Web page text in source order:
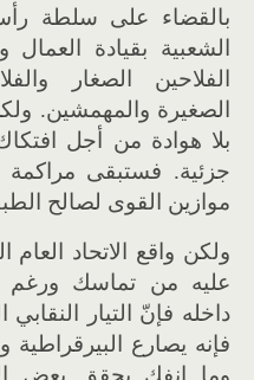
بالقضاء على سلطة
الشعبية بقيادة
الفلاحين الصغار
الصغيرة والمهمشين.
بلا هوادة من أجل
جزئية. فستبقى
موازين القوى لصالح
ولكن واقع الاتحاد
عليه من تماسك ورغم
داخله فإنّ التيار
فإنه يصارع البيرقراطية
وما انفك يحقق بعض